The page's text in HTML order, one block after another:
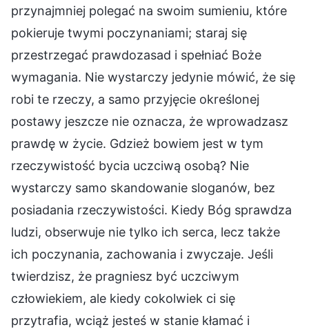
przynajmniej polegać na swoim sumieniu, które
pokieruje twymi poczynaniami; staraj się
przestrzegać prawdozasad i spełniać Boże
wymagania. Nie wystarczy jedynie mówić, że się
robi te rzeczy, a samo przyjęcie określonej
postawy jeszcze nie oznacza, że wprowadzasz
prawdę w życie. Gdzież bowiem jest w tym
rzeczywistość bycia uczciwą osobą? Nie
wystarczy samo skandowanie sloganów, bez
posiadania rzeczywistości. Kiedy Bóg sprawdza
ludzi, obserwuje nie tylko ich serca, lecz także
ich poczynania, zachowania i zwyczaje. Jeśli
twierdzisz, że pragniesz być uczciwym
człowiekiem, ale kiedy cokolwiek ci się
przytrafia, wciąż jesteś w stanie kłamać i